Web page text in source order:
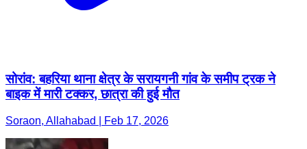
सोरांव: बहरिया थाना क्षेत्र के सरायगनी गांव के समीप ट्रक ने
बाइक में मारी टक्कर, छात्रा की हुई मौत
Soraon, Allahabad | Feb 17, 2026